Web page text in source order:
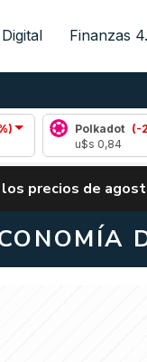
Finanzas
Polkadot
(-2,29%)
ALERTA
precios de